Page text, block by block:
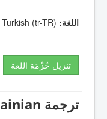
اللغة:
تنزيل حُزْمَة اللغة
ترجمة Ukrainian لـ جوملا 1.5